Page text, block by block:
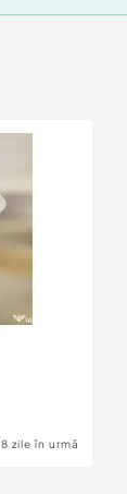
8 zile în urmă